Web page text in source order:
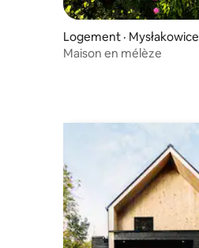
Logement · Mysłakowice
Maison en mélèze